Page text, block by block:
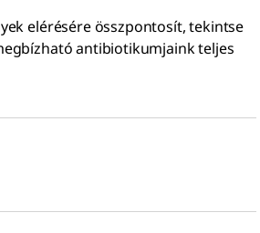
elérésére összpontosít, tekintse
antibiotikumjaink teljes